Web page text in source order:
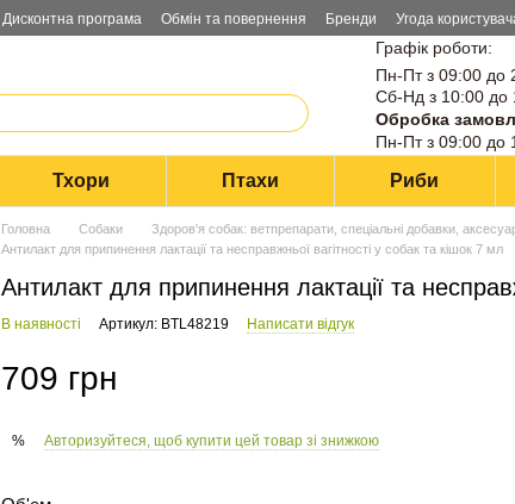
Дисконтна програма Обмін та повернення Бренди Угода
Графік роботи:
Пн-Пт з 09:00 до
Сб-Нд з 10:00 до
Обробка
Пн-Пт з 09:00 до
Тхори Птахи Риби
Головна Собаки
Здоров'я собак: ветпрепарати, спеціальні добавки,
Антилакт для припинення лактації та несправжньої вагітності у собак та кішок 7 мл
Антилакт для припинення лактації та
В наявності Артикул: BTL48219 Написати відгук
709 грн
% Авторизуйтеся, щоб купити цей товар зі знижкою